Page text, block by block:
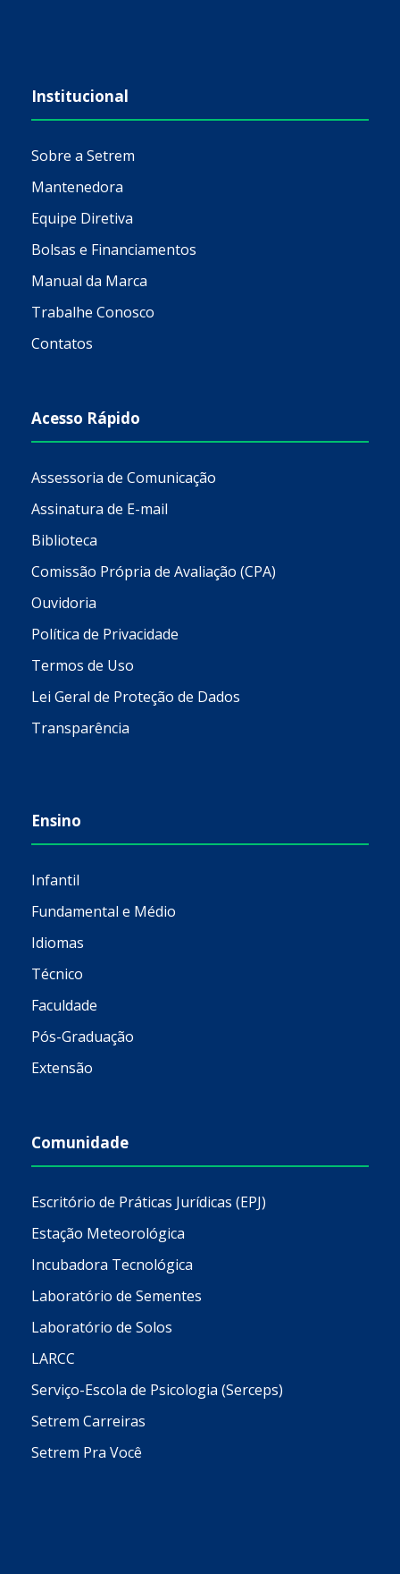
Institucional
Sobre a Setrem
Mantenedora
Equipe Diretiva
Bolsas e Financiamentos
Manual da Marca
Trabalhe Conosco
Contatos
Acesso Rápido
Assessoria de Comunicação
Assinatura de E-mail
Biblioteca
Comissão Própria de Avaliação (CPA)
Ouvidoria
Política de Privacidade
Termos de Uso
Lei Geral de Proteção de Dados
Transparência
Ensino
Infantil
Fundamental e Médio
Idiomas
Técnico
Faculdade
Pós-Graduação
Extensão
Comunidade
Escritório de Práticas Jurídicas (EPJ)
Estação Meteorológica
Incubadora Tecnológica
Laboratório de Sementes
Laboratório de Solos
LARCC
Serviço-Escola de Psicologia (Serceps)
Setrem Carreiras
Setrem Pra Você